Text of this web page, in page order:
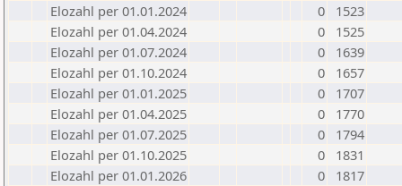
Elozahl per 01.01.2024
0
1523
Elozahl per 01.04.2024
0
1525
Elozahl per 01.07.2024
0
1639
Elozahl per 01.10.2024
0
1657
Elozahl per 01.01.2025
0
1707
Elozahl per 01.04.2025
0
1770
Elozahl per 01.07.2025
0
1794
Elozahl per 01.10.2025
0
1831
Elozahl per 01.01.2026
0
1817